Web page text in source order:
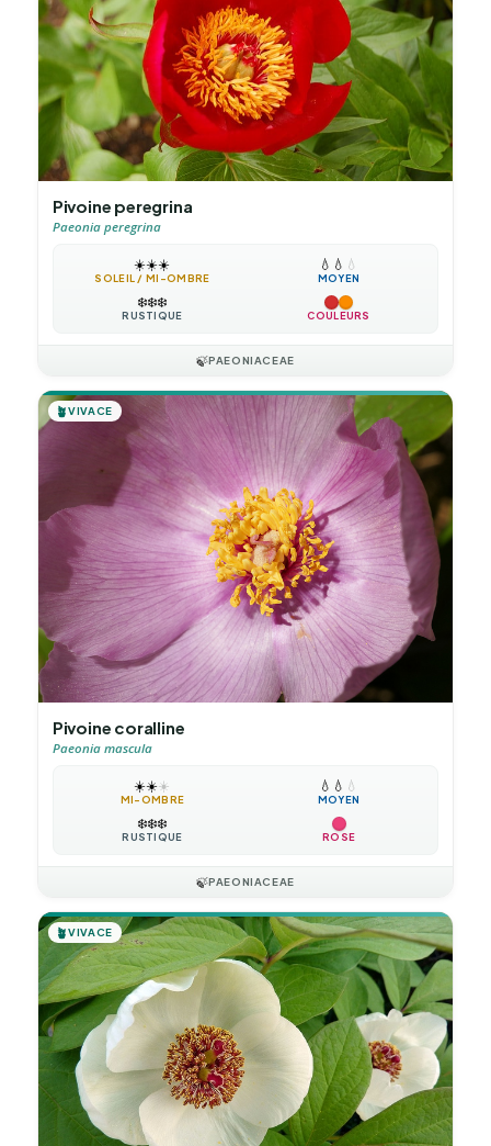
Pivoine peregrina
Paeonia peregrina
☀️☀️☀️
SOLEIL / MI-OMBRE
💧 💧 💧
MOYEN
❄️❄️❄️
RUSTIQUE COULEURS
🍃PAEONIACEAE
🪴VIVACE
Pivoine coralline
Paeonia mascula
☀️☀️☀️
MI-OMBRE
💧 💧 💧
MOYEN
❄️❄️❄️
RUSTIQUE ROSE
🍃PAEONIACEAE
🪴VIVACE